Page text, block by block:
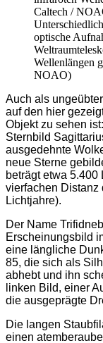
optische
Wellenlängen
NOAO)
Auch als
auf den hier
Objekt zu sehen
Sternbild
ausgedehnte
neue Sterne
beträgt etwa
vierfachen Distanz
Lichtjahre).
Der Name
Erscheinungsbild
eine längliche
85, die sich als
abhebt und ihn
linken Bild, einer
die ausgeprägte
Die langen
einen